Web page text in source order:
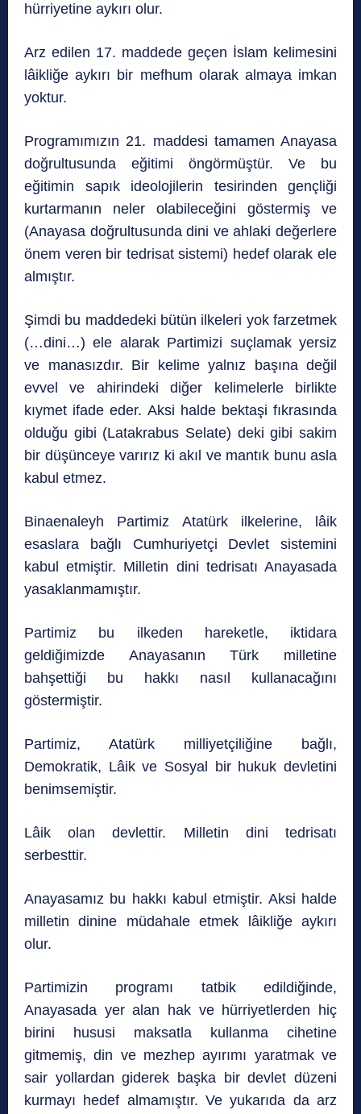
hürriyetine aykırı olur.
Arz edilen 17. maddede geçen İslam kelimesini
lâikliğe aykırı bir mefhum olarak almaya imkan
yoktur.
Programımızın 21. maddesi tamamen Anayasa
doğrultusunda eğitimi öngörmüştür. Ve bu
eğitimin sapık ideolojilerin tesirinden gençliği
kurtarmanın neler olabileceğini göstermiş ve
(Anayasa doğrultusunda dini ve ahlaki değerlere
önem veren bir tedrisat sistemi) hedef olarak ele
almıştır.
Şimdi bu maddedeki bütün ilkeleri yok farzetmek
(…dini…) ele alarak Partimizi suçlamak yersiz
ve manasızdır. Bir kelime yalnız başına değil
evvel ve ahirindeki diğer kelimelerle birlikte
kıymet ifade eder. Aksi halde bektaşi fıkrasında
olduğu gibi (Latakrabus Selate) deki gibi sakim
bir düşünceye varırız ki akıl ve mantık bunu asla
kabul etmez.
Binaenaleyh Partimiz Atatürk ilkelerine, lâik
esaslara bağlı Cumhuriyetçi Devlet sistemini
kabul etmiştir. Milletin dini tedrisatı Anayasada
yasaklanmamıştır.
Partimiz bu ilkeden hareketle, iktidara
geldiğimizde Anayasanın Türk milletine
bahşettiği bu hakkı nasıl kullanacağını
göstermiştir.
Partimiz, Atatürk milliyetçiliğine bağlı,
Demokratik, Lâik ve Sosyal bir hukuk devletini
benimsemiştir.
Lâik olan devlettir. Milletin dini tedrisatı
serbesttir.
Anayasamız bu hakkı kabul etmiştir. Aksi halde
milletin dinine müdahale etmek lâikliğe aykırı
olur.
Partimizin programı tatbik edildiğinde,
Anayasada yer alan hak ve hürriyetlerden hiç
birini hususi maksatla kullanma cihetine
gitmemiş, din ve mezhep ayırımı yaratmak ve
sair yollardan giderek başka bir devlet düzeni
kurmayı hedef almamıştır. Ve yukarıda da arz